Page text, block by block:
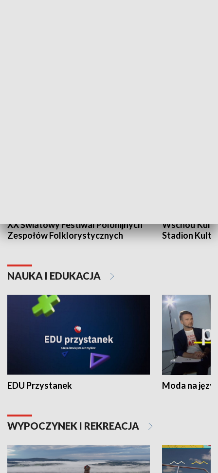
XX Światowy Festiwal Polonijnych
Zespołów Folklorystycznych
Wschód
Stadion
NAUKA I EDUKACJA
EDU Przystanek Moda na
WYPOCZYNEK I REKREACJA